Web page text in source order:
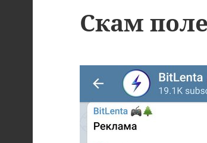
Cкам